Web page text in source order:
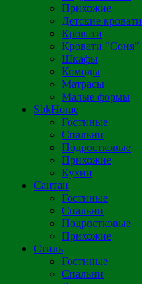
Прихожие
Детские кровати
Кровати
Кровати "Соня"
Шкафы
Комоды
Матрасы
Малые формы
SbkHome
Гостиные
Спальни
Подростковые
Прихожие
Кухни
Сантан
Гостиные
Спальни
Подростковые
Прихожие
Стиль
Гостиные
Спальни